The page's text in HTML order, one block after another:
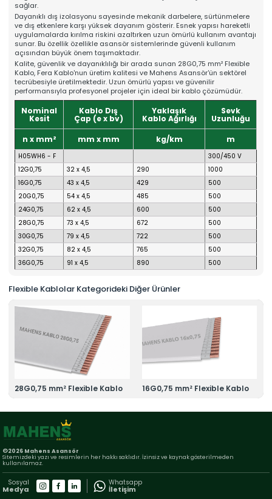
Tüm hakkı saklıdır. Sitemizde kullanılan tüm içerik ve görseller
Mahens Asansör'e ait olup izinsiz kullanımı hukuki yaptırıma tabidir.
sağlar.
Dayanıklı dış izolasyonu sayesinde mekanik darbelere, sürtünmelere
ve dış etkenlere karşı yüksek dayanım gösterir. Esnek yapısı hareketli
uygulamalarda kırılma riskini azaltırken uzun ömürlü kullanım avantajı
sunar. Bu özellik özellikle asansör sistemlerinde güvenli kullanım
açısından büyük önem taşımaktadır.
Kalite, güvenlik ve dayanıklılığı bir arada sunan 28G0,75 mm² Flexible
Kablo, Fera Kablo'nun üretim kalitesi ve Mahens Asansör'ün sektörel
tecrübesiyle üretilmektedir. Uzun ömürlü yapısı ve güvenilir
performansıyla profesyonel projeler için ideal bir kablo çözümüdür.
Nominal
Kesit
Kablo Dış
Çap (e x bv)
Yaklaşık
Kablo Ağırlığı
Sevk
Uzunluğu
n x mm²
mm x mm kg/km m
H05WH6 - F
300/450 V
12G0,75
32 x 4,5 290
1000
16G0,75
43 x 4,5 429
500
20G0,75
54 x 4,5 485
500
24G0,75
62 x 4,5 600
500
28G0,75
73 x 4,5 672
500
30G0,75
79 x 4,5 722
500
32G0,75
82 x 4,5 765
500
36G0,75
91 x 4,5 890 500
Flexible Kablolar Kategorideki Diğer Ürünler
28G0,75 mm² Flexible Kablo 16G0,75 mm² Flexible Kablo
©2026 Mahens Asansör
Sitemizdeki yazı ve resimlerin her hakkı saklıdır. İzinsiz ve kaynak gösterilmeden
kullanılamaz.
Sosyal
Medya
Whatsapp
İletişim